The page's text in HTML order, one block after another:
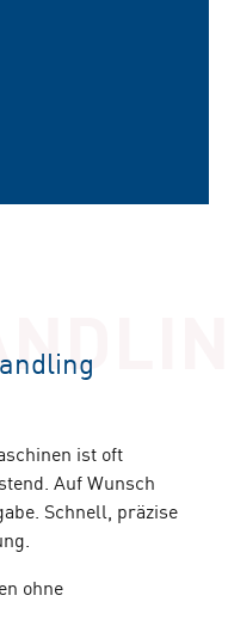
Kanten für
ist entscheidend
ist oft
Auf Wunsch
Schnell, präzise
ohne